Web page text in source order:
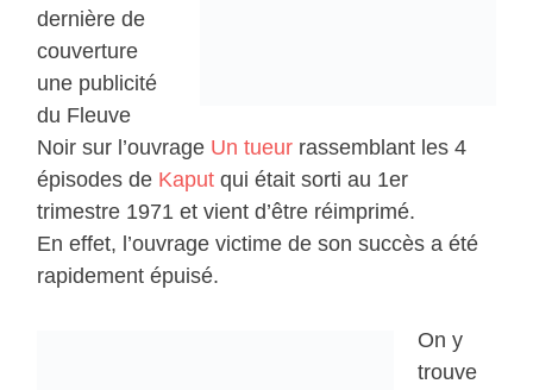
dernière de
couverture
une publicité
du Fleuve
Noir sur l’ouvrage Un tueur rassemblant les 4
épisodes de Kaput qui était sorti au 1er
trimestre 1971 et vient d’être réimprimé.
En effet, l’ouvrage victime de son succès a été
rapidement épuisé.
On y
trouve